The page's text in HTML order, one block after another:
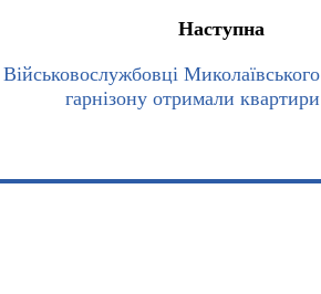
Наступна
Військовослужбовці Миколаївського
гарнізону отримали квартири